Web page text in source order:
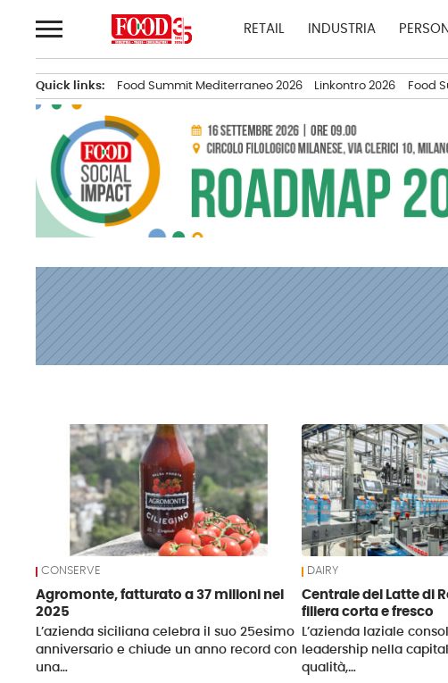
al
RETAIL INDUSTRIA
Quick links: Food Summit Mediterraneo 2026 Linkontro 2026 Food
News
CONSERVE
Agromonte, fatturato a 37 milioni nel
2025
L’azienda siciliana celebra il suo 25esimo
anniversario e chiude un anno record con
una…
DAIRY
Centrale del Latte di
filiera corta e fresco
L’azienda laziale
leadership nella
qualità,…